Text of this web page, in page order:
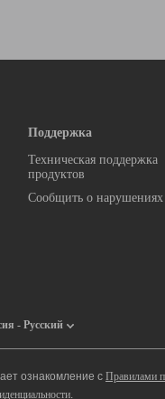
Поддержка
Техническая поддержка
продуктов
Сообщить о нарушениях
- Русский
ознакомление с Правилами
.